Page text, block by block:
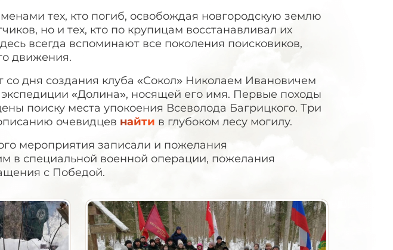
тех, кто погиб, освобождая новгородскую землю
но и тех, кто по крупицам восстанавливал их
всегда вспоминают все поколения поисковиков,
движения.
со дня создания клуба «Сокол» Николаем Ивановичем
«Долина», носящей его имя. Первые походы
поиску места упокоения Всеволода Багрицкого. Три
очевидцев найти в глубоком лесу могилу.
мероприятия записали и пожелания
в специальной военной операции, пожелания
с Победой.